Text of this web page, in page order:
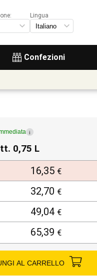
Confezioni
Lingua
i
0,75 L
16,35 €
32,70 €
49,04 €
65,39 €
AL CARRELLO